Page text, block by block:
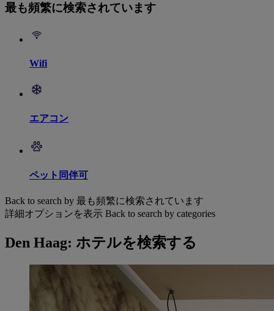
最も頻繁に検索されています
Wifi
エアコン
ペット同伴可
Back to search by 最も頻繁に検索されています
詳細オプションを表示 Back to search by categories
Den Haag: ホテルを検索する